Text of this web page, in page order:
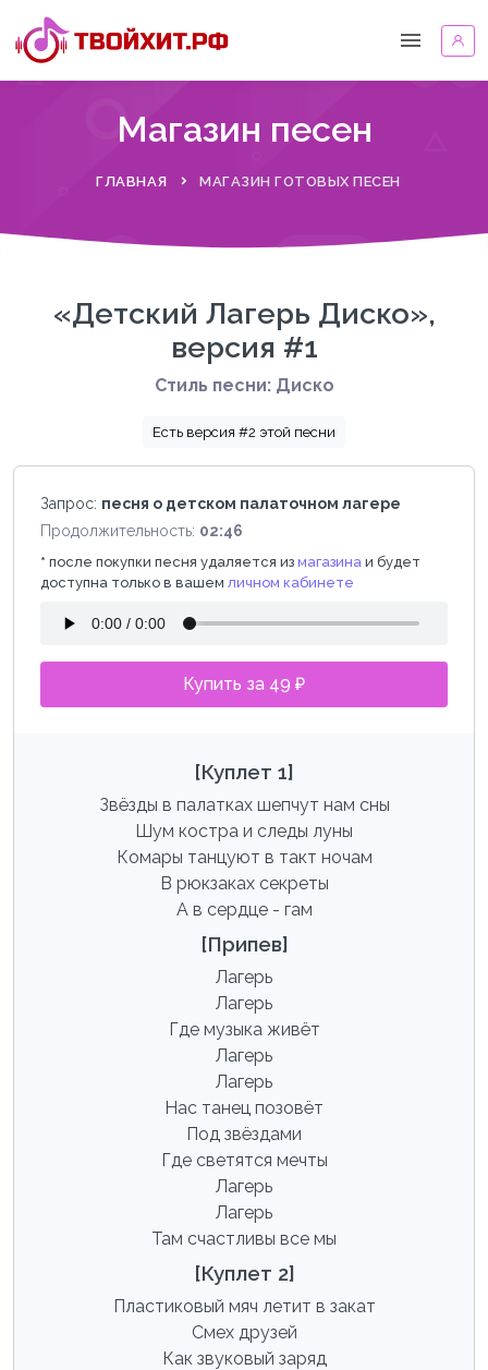
Магазин песен
ГЛАВНАЯ МАГАЗИН ГОТОВЫХ ПЕСЕН
«Детский Лагерь Диско»,
версия #1
Стиль песни: Диско
Есть версия #2 этой песни
Запрос: песня о детском палаточном лагере
Продолжительность: 02:46
* после покупки песня удаляется из магазина и будет
доступна только в вашем личном кабинете
Купить за 49 ₽
[Куплет 1]
Звёзды в палатках шепчут нам сны
Шум костра и следы луны
Комары танцуют в такт ночам
В рюкзаках секреты
А в сердце - гам
[Припев]
Лагерь
Лагерь
Где музыка живёт
Лагерь
Лагерь
Нас танец позовёт
Под звёздами
Где светятся мечты
Лагерь
Лагерь
Там счастливы все мы
[Куплет 2]
Пластиковый мяч летит в закат
Смех друзей
Как звуковый заряд